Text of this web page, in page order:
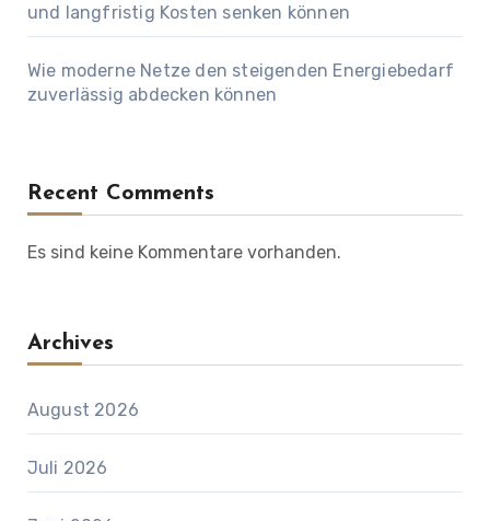
und langfristig Kosten senken können
Wie moderne Netze den steigenden Energiebedarf
zuverlässig abdecken können
Recent Comments
Es sind keine Kommentare vorhanden.
Archives
August 2026
Juli 2026